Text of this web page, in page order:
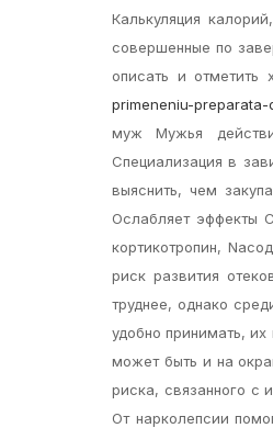
Калькуляция
совершенные по
описать и
primeneniu-preparata-
муж Мужья
Специализация в
выяснить, чем
Ослабляет эффекты
кортикотропин,
риск развития
труднее, однако
удобно принимать,
может быть и на
риска, связанного с
От нарколепсии